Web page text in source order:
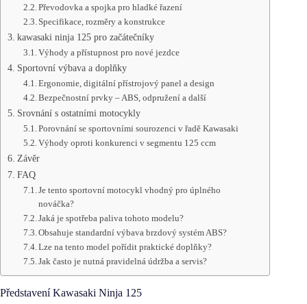
Převodovka a spojka pro hladké řazení
Specifikace, rozměry a konstrukce
kawasaki ninja 125 pro začátečníky
Výhody a přístupnost pro nové jezdce
Sportovní výbava a doplňky
Ergonomie, digitální přístrojový panel a design
Bezpečnostní prvky – ABS, odpružení a další
Srovnání s ostatními motocykly
Porovnání se sportovními sourozenci v řadě Kawasaki
Výhody oproti konkurenci v segmentu 125 ccm
Závěr
FAQ
Je tento sportovní motocykl vhodný pro úplného
nováčka?
Jaká je spotřeba paliva tohoto modelu?
Obsahuje standardní výbava brzdový systém ABS?
Lze na tento model pořídit praktické doplňky?
Jak často je nutná pravidelná údržba a servis?
Představení Kawasaki Ninja 125